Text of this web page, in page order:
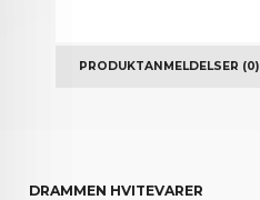
PRODUKTANMELDELSER (0)
DRAMMEN HVITEVARER